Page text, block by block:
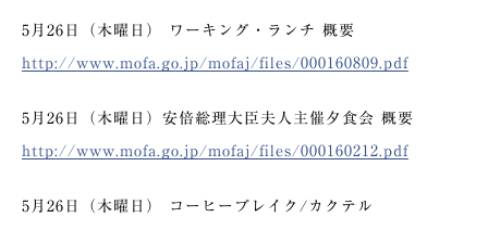
5月26日（木曜日） ワーキング・ランチ 概要
http://www.mofa.go.jp/mofaj/files/000160809.pdf
5月26日（木曜日）安倍総理大臣夫人主催夕食会 概要
http://www.mofa.go.jp/mofaj/files/000160212.pdf
5月26日（木曜日） コーヒーブレイク/カクテル